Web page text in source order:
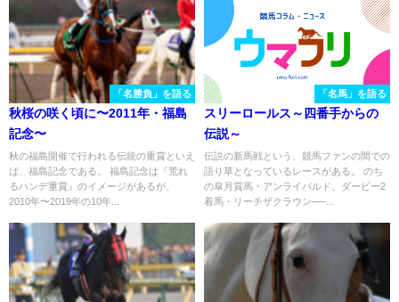
「名勝負」を語る
秋桜の咲く頃に〜2011年・福島
記念〜
秋の福島開催で行われる伝統の重賞といえ
ば、福島記念である。 福島記念は『荒れ
るハンデ重賞』のイメージがあるが、
2010年〜2019年の10年...
「名馬」を語る
スリーロールス～四番手からの
伝説～
伝説の新馬戦という、競馬ファンの間での
語り草となっているレースがある。 のち
の皐月賞馬・アンライバルド、ダービー2
着馬・リーチザクラウン──...